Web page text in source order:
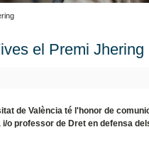
el Premi Jhering
de València té l'honor de
professor de Dret en defensa